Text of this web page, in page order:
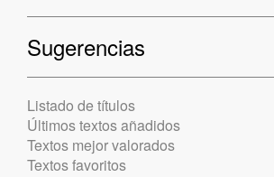
Sugerencias
Listado de títulos
Últimos textos añadidos
Textos mejor valorados
Textos favoritos